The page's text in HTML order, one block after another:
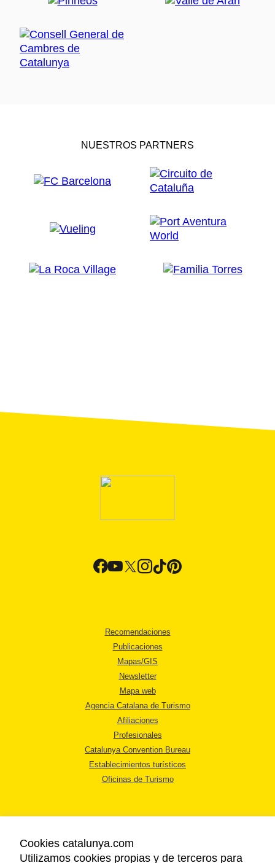
NUESTROS PARTNERS
Recomendaciones
Publicaciones
Mapas/GIS
Newsletter
Mapa web
Agencia Catalana de Turismo
Afiliaciones
Profesionales
Catalunya Convention Bureau
Establecimientos turísticos
Oficinas de Turismo
Cookies catalunya.com
Utilizamos cookies propias y de terceros para